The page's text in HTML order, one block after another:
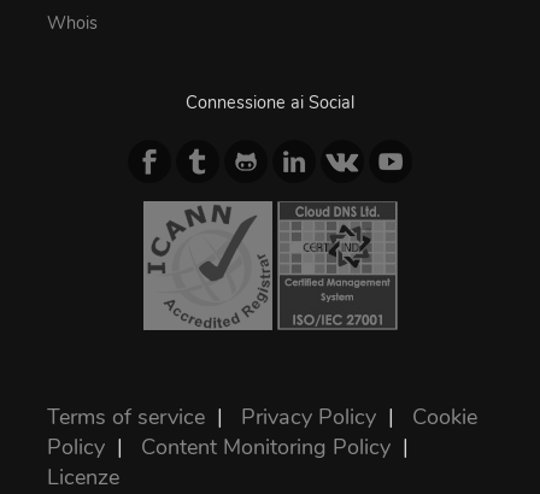
Whois
Connessione ai Social
Terms of service | Privacy Policy | Cookie
Policy | Content Monitoring Policy |
Licenze